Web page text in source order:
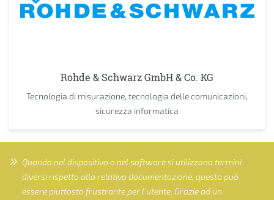
Rohde & Schwarz GmbH & Co. KG
Tecnologia di misurazione, tecnologia delle comunicazioni,
sicurezza informatica
Quando nel dispositivo o nel software si utilizzano termini
diversi rispetto alla relativa documentazione, questo può
essere piuttosto frustrante per l’utente. Grazie ad un